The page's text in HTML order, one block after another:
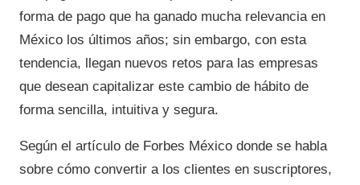
forma de pago que ha ganado mucha relevancia en
México los últimos años; sin embargo, con esta
tendencia, llegan nuevos retos para las empresas
que desean capitalizar este cambio de hábito de
forma sencilla, intuitiva y segura.
Según el artículo de Forbes México donde se habla
sobre cómo convertir a los clientes en suscriptores,